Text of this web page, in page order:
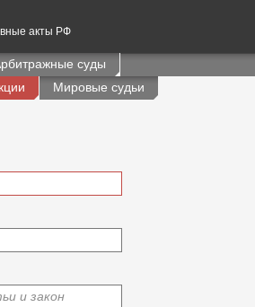
акты РФ
суды
Мировые судьи
и закон